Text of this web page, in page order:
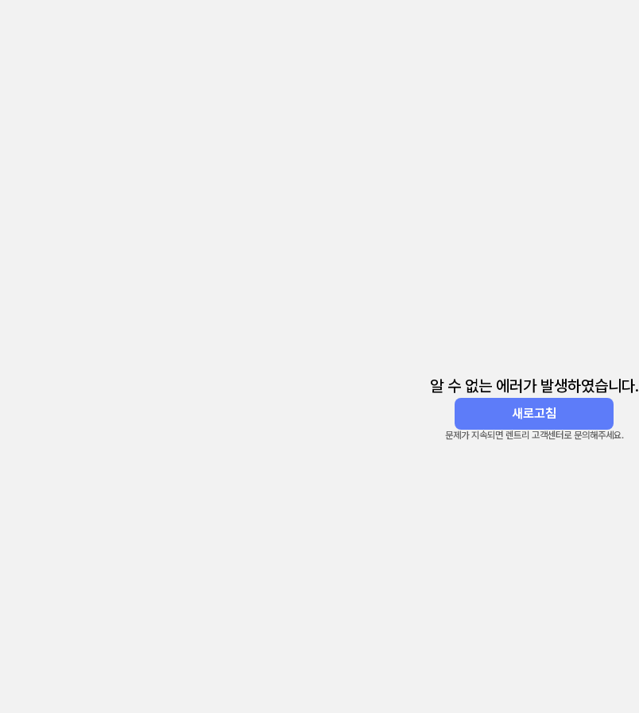
알 수 없는 에러가 발생하였습니다.
새로고침
문제가 지속되면 렌트리 고객센터로 문의해주세요.